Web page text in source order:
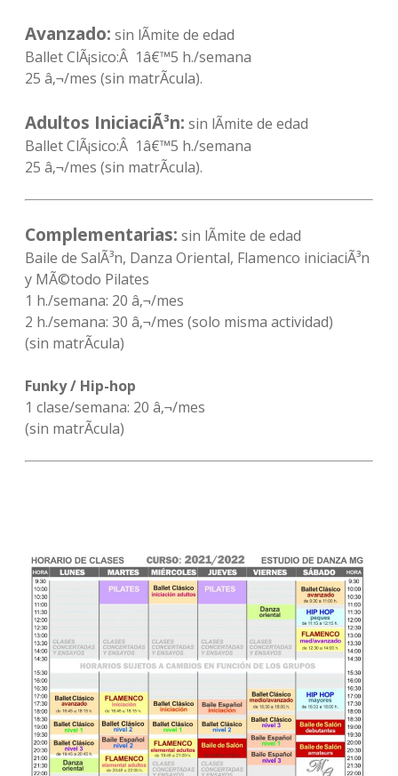
Avanzado: sin lÃ­mite de edad
Ballet ClÃ¡sico:Â 1â€™5 h./semana
25 â‚¬/mes (sin matrÃ­cula).
Adultos IniciaciÃ³n: sin lÃ­mite de edad
Ballet ClÃ¡sico:Â 1â€™5 h./semana
25 â‚¬/mes (sin matrÃ­cula).
Complementarias: sin lÃ­mite de edad
Baile de SalÃ³n, Danza Oriental, Flamenco iniciaciÃ³n
y MÃ©todo Pilates
1 h./semana: 20 â‚¬/mes
2 h./semana: 30 â‚¬/mes (solo misma actividad)
(sin matrÃ­cula)
Funky / Hip-hop
1 clase/semana: 20 â‚¬/mes
(sin matrÃ­cula)